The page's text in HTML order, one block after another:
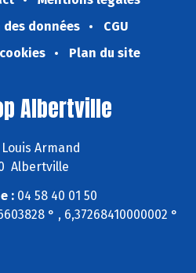
données
CGU
Plan du site
Albertville
Armand
Albertville
:04 58 40 01 50
° , 6,37268410000002 °